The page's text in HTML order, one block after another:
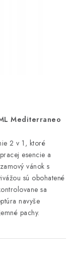
Mediterraneo
2 v 1, ktoré
esencie a
vánok s
sú obohatené
sa
navyše
pachy.